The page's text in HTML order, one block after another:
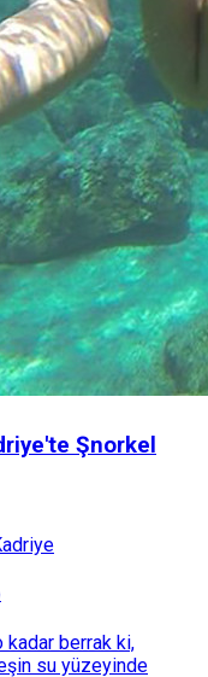
Şnorkel
kadar berrak ki,
su yüzeyinde